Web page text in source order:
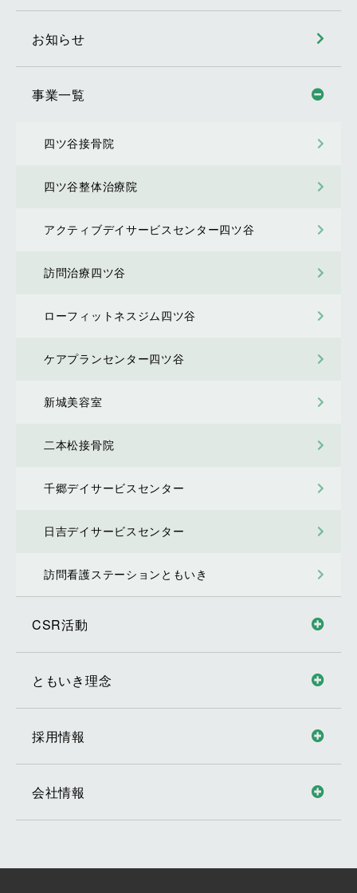
お知らせ
事業一覧
四ツ谷接骨院
四ツ谷整体治療院
アクティブデイサービスセンター四ツ谷
訪問治療四ツ谷
ローフィットネスジム四ツ谷
ケアプランセンター四ツ谷
新城美容室
二本松接骨院
千郷デイサービスセンター
日吉デイサービスセンター
訪問看護ステーションともいき
CSR活動
ともいき理念
採用情報
会社情報